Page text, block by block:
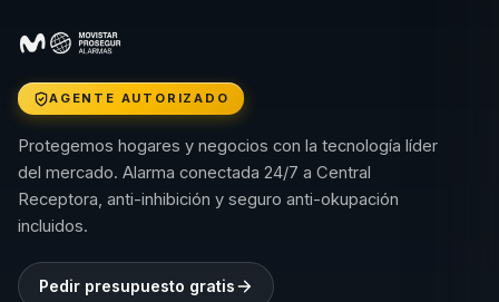
AGENTE AUTORIZADO
Protegemos hogares y negocios con la tecnología líder
del mercado. Alarma conectada 24/7 a Central
Receptora, anti-inhibición y seguro anti-okupación
incluidos.
Pedir presupuesto gratis